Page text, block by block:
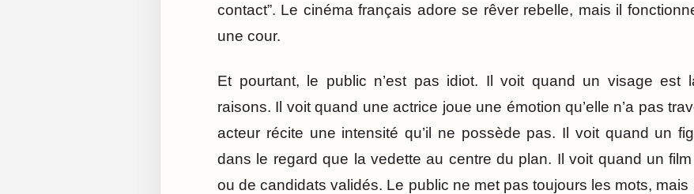
contact”. Le cinéma français adore se rêver rebelle, mais il
une cour.
Et pourtant, le public n’est pas idiot. Il voit quand un visage est
raisons. Il voit quand une actrice joue une émotion qu’elle n’a pas
acteur récite une intensité qu’il ne possède pas. Il voit quand un
dans le regard que la vedette au centre du plan. Il voit quand un
ou de candidats validés. Le public ne met pas toujours les mots, mais